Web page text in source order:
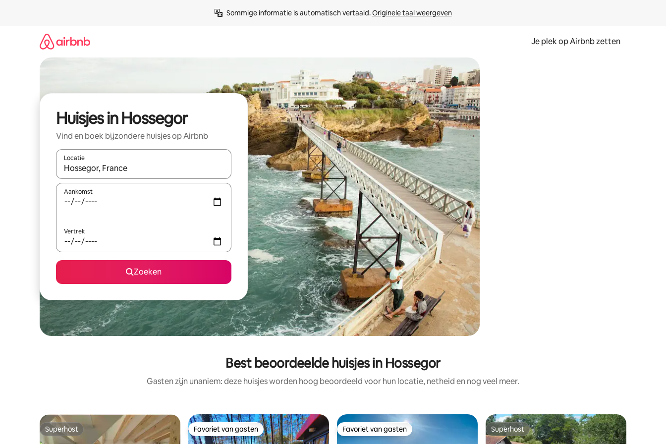
Sommige informatie is automatisch vertaald. Originele taal weergeven
Je plek op Airbnb zetten
Huisjes in Hossegor
Vind en boek bijzondere huisjes op Airbnb
Locatie
Wanneer er resultaten beschikbaar zijn, maak je een keuze met je de pijltjestoetsen omhoog en omlaag, óf door te tikken of swipen.
Aankomst
Vertrek
Zoeken
Best beoordeelde huisjes in Hossegor
Gasten zijn unaniem: deze huisjes worden hoog beoordeeld voor hun locatie, netheid en nog veel meer.
Superhost
Superhost Favoriet van gasten
Favoriet van gasten Favoriet van gasten
Favoriet van gasten Superhost
Superhost